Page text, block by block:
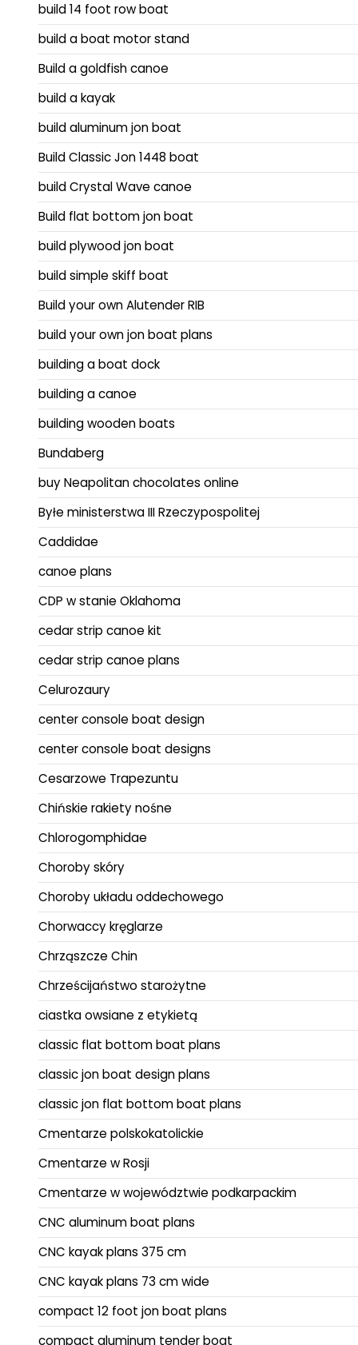
build 14 foot row boat
build a boat motor stand
Build a goldfish canoe
build a kayak
build aluminum jon boat
Build Classic Jon 1448 boat
build Crystal Wave canoe
Build flat bottom jon boat
build plywood jon boat
build simple skiff boat
Build your own Alutender RIB
build your own jon boat plans
building a boat dock
building a canoe
building wooden boats
Bundaberg
buy Neapolitan chocolates online
Byłe ministerstwa III Rzeczypospolitej
Caddidae
canoe plans
CDP w stanie Oklahoma
cedar strip canoe kit
cedar strip canoe plans
Celurozaury
center console boat design
center console boat designs
Cesarzowe Trapezuntu
Chińskie rakiety nośne
Chlorogomphidae
Choroby skóry
Choroby układu oddechowego
Chorwaccy kręglarze
Chrząszcze Chin
Chrześcijaństwo starożytne
ciastka owsiane z etykietą
classic flat bottom boat plans
classic jon boat design plans
classic jon flat bottom boat plans
Cmentarze polskokatolickie
Cmentarze w Rosji
Cmentarze w województwie podkarpackim
CNC aluminum boat plans
CNC kayak plans 375 cm
CNC kayak plans 73 cm wide
compact 12 foot jon boat plans
compact aluminum tender boat